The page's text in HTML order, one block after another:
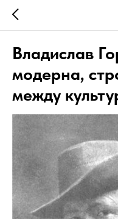
Владислав
модерна,
между